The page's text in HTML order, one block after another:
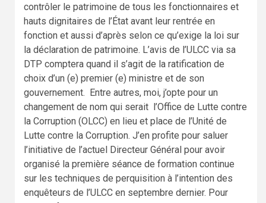
contrôler le patrimoine de tous les fonctionnaires et
hauts dignitaires de l’État avant leur rentrée en
fonction et aussi d’après selon ce qu’exige la loi sur
la déclaration de patrimoine. L’avis de l’ULCC via sa
DTP comptera quand il s’agit de la ratification de
choix d’un (e) premier (e) ministre et de son
gouvernement. Entre autres, moi, j’opte pour un
changement de nom qui serait l’Office de Lutte contre
la Corruption (OLCC) en lieu et place de l’Unité de
Lutte contre la Corruption. J’en profite pour saluer
l’initiative de l’actuel Directeur Général pour avoir
organisé la première séance de formation continue
sur les techniques de perquisition à l’intention des
enquêteurs de l’ULCC en septembre dernier. Pour